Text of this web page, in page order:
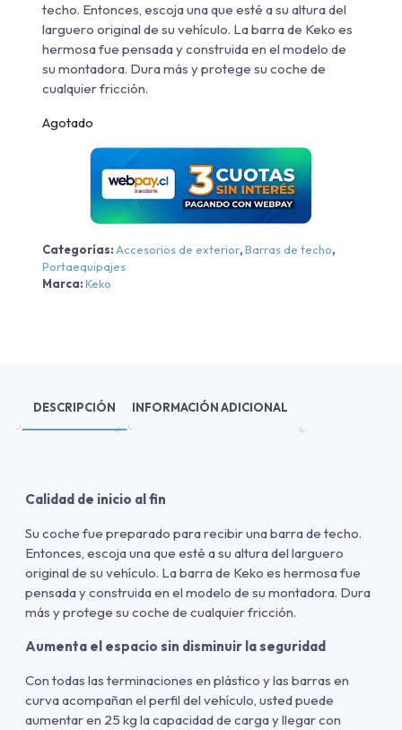
era:
$134.990.
es:
$109.990.
techo. Entonces, escoja una que esté a su altura del
larguero original de su vehículo. La barra de Keko es
hermosa fue pensada y construida en el modelo de
su montadora. Dura más y protege su coche de
cualquier fricción.
Agotado
Categorías:Accesorios de exterior,Barras de techo,
Portaequipajes
Marca:Keko
DESCRIPCIÓN INFORMACIÓN ADICIONAL
Calidad de inicio al fin
Su coche fue preparado para recibir una barra de techo.
Entonces, escoja una que esté a su altura del larguero
original de su vehículo. La barra de Keko es hermosa fue
pensada y construida en el modelo de su montadora. Dura
más y protege su coche de cualquier fricción.
Aumenta el espacio sin disminuir la seguridad
Con todas las terminaciones en plástico y las barras en
curva acompañan el perfil del vehículo, usted puede
aumentar en 25 kg la capacidad de carga y llegar con